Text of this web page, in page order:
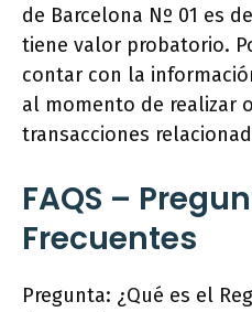
de Barcelona Nº 01 es
tiene valor probatorio.
contar con la
al momento de realizar
transacciones
FAQS –
Frecuentes
Pregunta: ¿Qué es el